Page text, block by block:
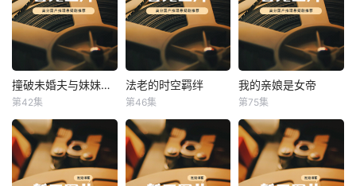
撞破未婚夫与妹妹打野战 撞破未婚夫与妹妹打野战
第42集
法老的时空羁绊
法老的时空羁绊
第46集
我的亲娘是女帝
我的亲娘是女帝
第75集